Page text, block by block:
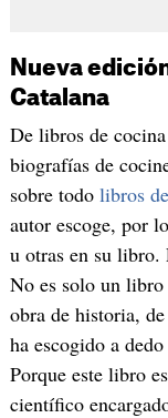
Nueva
Catalana
De libros de
biografías de
sobre todo libros
autor escoge, por
u otras en su libro.
No es solo un libro
obra de historia,
ha escogido a
Porque este libro
científico